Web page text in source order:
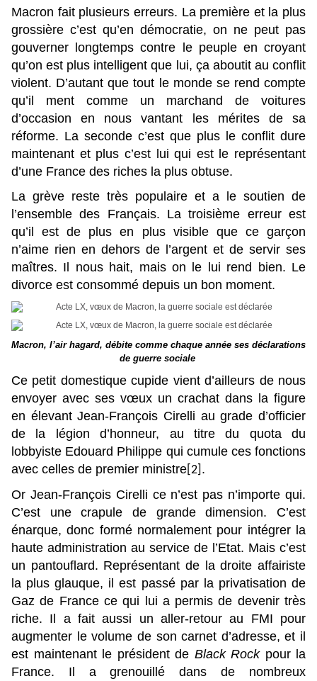
Macron fait plusieurs erreurs. La première et la plus
grossière c’est qu’en démocratie, on ne peut pas
gouverner longtemps contre le peuple en croyant
qu’on est plus intelligent que lui, ça aboutit au conflit
violent. D’autant que tout le monde se rend compte
qu’il ment comme un marchand de voitures
d’occasion en nous vantant les mérites de sa
réforme. La seconde c’est que plus le conflit dure
maintenant et plus c’est lui qui est le représentant
d’une France des riches la plus obtuse.
La grève reste très populaire et a le soutien de
l’ensemble des Français. La troisième erreur est
qu’il est de plus en plus visible que ce garçon
n’aime rien en dehors de l’argent et de servir ses
maîtres. Il nous hait, mais on le lui rend bien. Le
divorce est consommé depuis un bon moment.
Macron, l’air hagard, débite comme chaque année ses déclarations
de guerre sociale
Ce petit domestique cupide vient d’ailleurs de nous
envoyer avec ses vœux un crachat dans la figure
en élevant Jean-François Cirelli au grade d’officier
de la légion d’honneur, au titre du quota du
lobbyiste Edouard Philippe qui cumule ces fonctions
avec celles de premier ministre [2] .
Or Jean-François Cirelli ce n’est pas n’importe qui.
C’est une crapule de grande dimension. C’est
énarque, donc formé normalement pour intégrer la
haute administration au service de l’Etat. Mais c’est
un pantouflard. Représentant de la droite affairiste
la plus glauque, il est passé par la privatisation de
Gaz de France ce qui lui a permis de devenir très
riche. Il a fait aussi un aller-retour au FMI pour
augmenter le volume de son carnet d’adresse, et il
est maintenant le président de Black Rock pour la
France. Il a grenouillé dans de nombreux